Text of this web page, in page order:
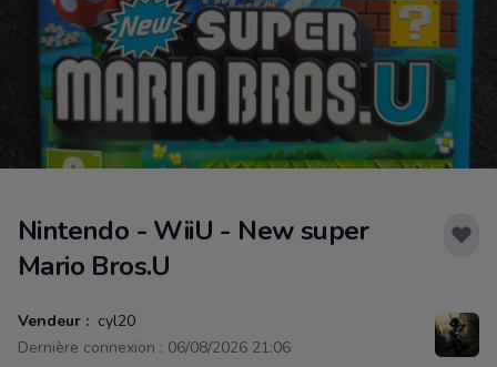
Nintendo - WiiU - New super
Mario Bros.U
Vendeur : cyl20
Dernière connexion : 06/08/2026 21:06